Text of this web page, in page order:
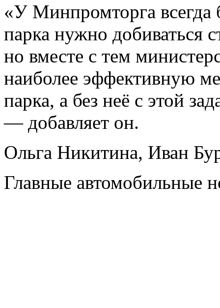
«У Минпромторга всегда
парка нужно
но вместе с тем
наиболее эффективную
парка, а без неё с этой
— добавляет он.
Ольга Никитина, Иван
Главные автомобильные